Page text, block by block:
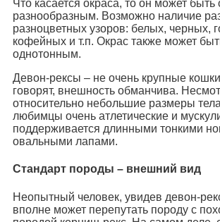
Что касается окраса, то он может быть
разнообразным. Возможно наличие
разноцветных узоров: белых, черных,
кофейных и т.п. Окрас также может
однотонным.
Девон-рексы – не очень крупные
говорят, внешность обманчива.
относительно небольшие размеры
любимцы очень атлетические и
поддерживается длинными тонкими
овальными лапами.
Стандарт породы – внешний вид
Неопытный человек, увидев девон-
вполне может перепутать породу с